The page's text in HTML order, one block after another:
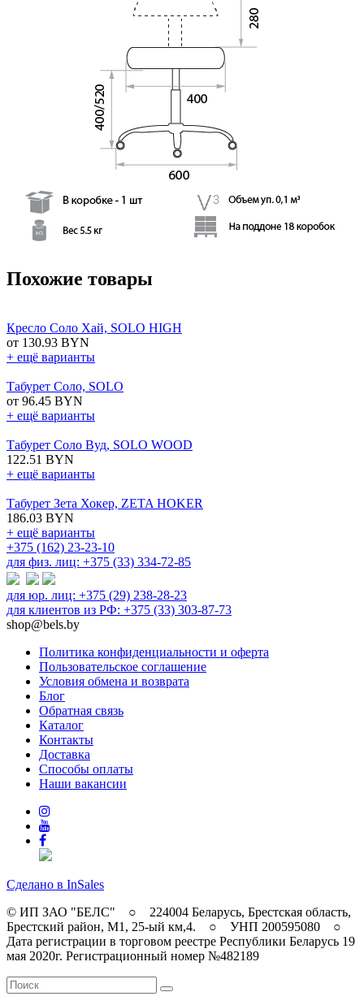
Похожие товары
Кресло Соло Хай, SOLO HIGH
от 130.93 BYN
+ ещё варианты
Табурет Соло, SOLO
от 96.45 BYN
+ ещё варианты
Табурет Соло Вуд, SOLO WOOD
122.51 BYN
+ ещё варианты
Табурет Зета Хокер, ZETA HOKER
186.03 BYN
+ ещё варианты
+375 (162) 23-23-10
для физ. лиц: +375 (33) 334-72-85
для юр. лиц: +375 (29) 238-28-23
для клиентов из РФ: +375 (33) 303-87-73
shop@bels.by
Политика конфиденциальности и оферта
Пользовательское соглашение
Условия обмена и возврата
Блог
Обратная связь
Каталог
Контакты
Доставка
Способы оплаты
Наши вакансии
Сделано в InSales
© ИП ЗАО "БЕЛС" ○ 224004 Беларусь, Брестская область,
Брестский район, M1, 25-ый км,4. ○ УНП 200595080 ○
Дата регистрации в торговом реестре Республики Беларусь 19
мая 2020г. Регистрационный номер №482189